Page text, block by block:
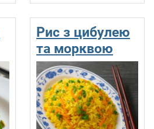
Рис з цибулею
та морквою